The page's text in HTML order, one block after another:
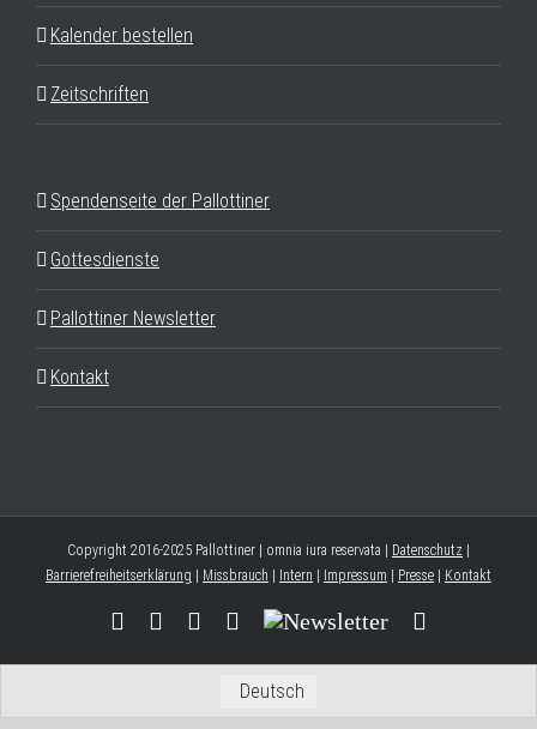
Kalender bestellen
Zeitschriften
Spendenseite der Pallottiner
Gottesdienste
Pallottiner Newsletter
Kontakt
Copyright 2016-2025 Pallottiner | omnia iura reservata | Datenschutz
Barrierefreiheitserklärung
Missbrauch Intern Impressum Presse Kontakt
FacebookYouTubeInstagram
Threads
Newsletter
Deutsch